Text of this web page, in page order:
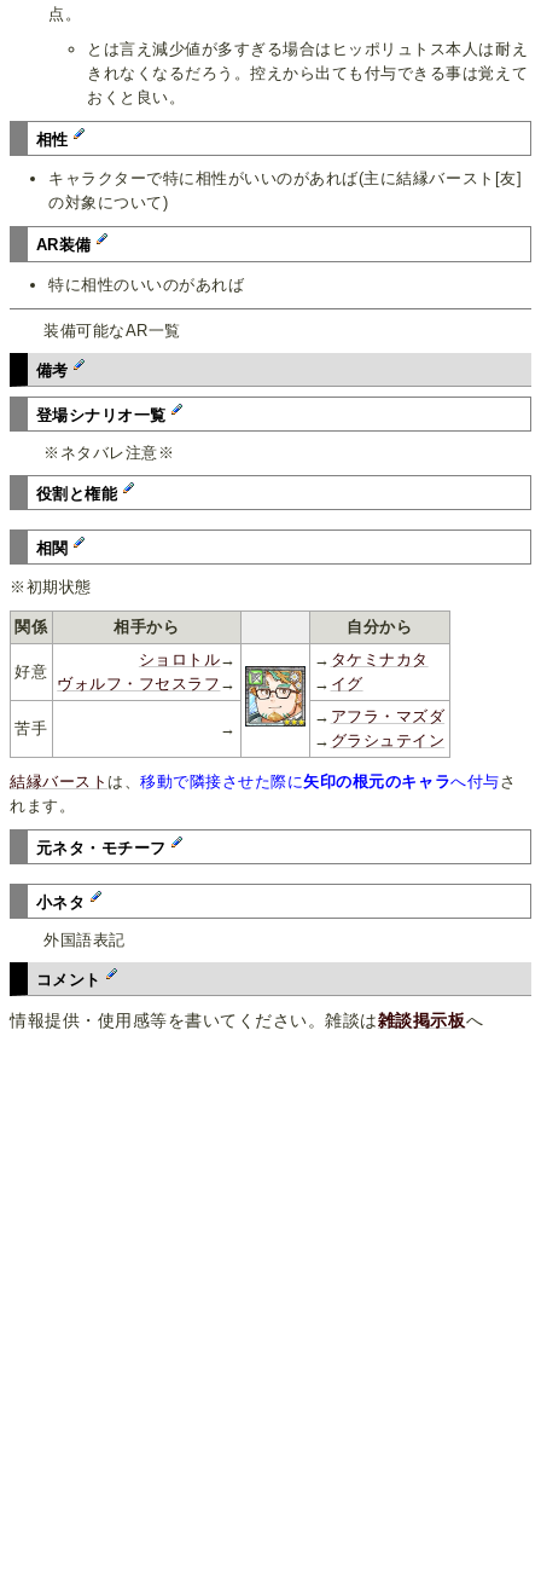
点。
とは言え減少値が多すぎる場合はヒッポリュトス本人は耐え
きれなくなるだろう。控えから出ても付与できる事は覚えて
おくと良い。
相性
キャラクターで特に相性がいいのがあれば(主に結縁バースト[友]
の対象について)
AR装備
特に相性のいいのがあれば
装備可能なAR一覧
備考
登場シナリオ一覧
※ネタバレ注意※
役割と権能
相関
※初期状態
関係 相手から 自分から
好意
ショロトル→
ヴォルフ・フセスラフ →
→ タケミナカタ
→ イグ
苦手 →
→ アフラ・マズダ
→ グラシュテイン
結縁バースト は、移動で隣接させた際に矢印の根元のキャラへ付与さ
れます。
元ネタ・モチーフ
小ネタ
外国語表記
コメント
情報提供・使用感等を書いてください。雑談は雑談掲示板へ